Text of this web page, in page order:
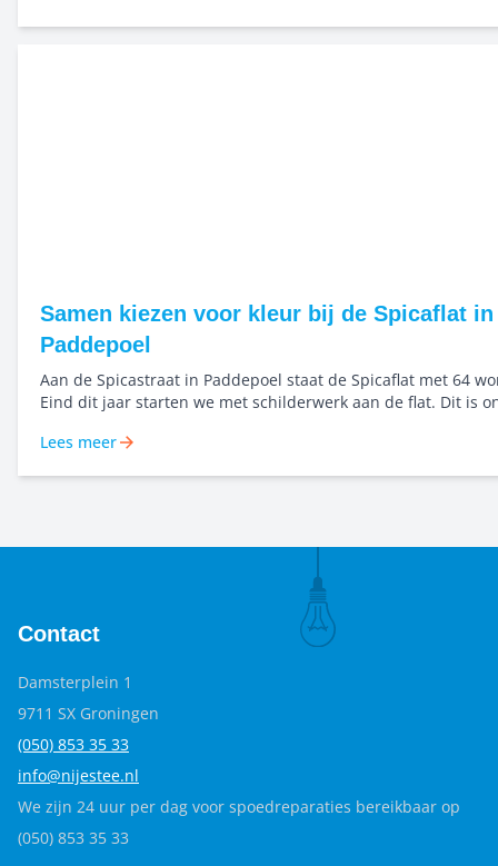
Samen kiezen voor kleur bij de Spicaflat in
Paddepoel
Aan de Spicastraat in Paddepoel staat de Spicaflat met 64
Eind dit jaar starten we met schilderwerk aan de flat. Dit is
werken we vanaf het begin samen met kleuranalist
Lees meer
Contact
Damsterplein 1
9711 SX Groningen
(050) 853 35 33
info@nijestee.nl
We zijn 24 uur per dag voor spoedreparaties bereikbaar op
(050) 853 35 33